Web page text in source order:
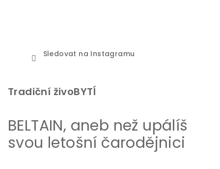
Sledovat na Instagramu
Tradiční živoBYTÍ
BELTAIN, aneb než upálíš
svou letošní čarodějnici